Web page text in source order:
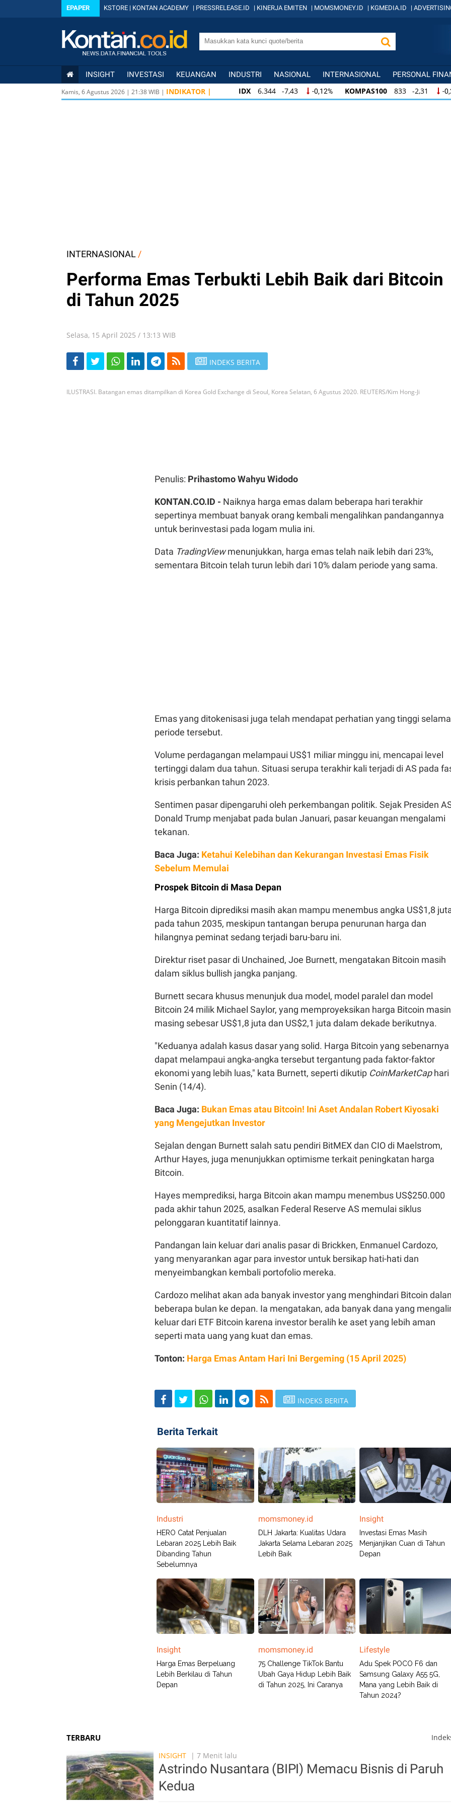
EPAPER KSTORE | KONTAN ACADEMY | PRESSRELEASE.ID | KINERJA EMITEN | MOMSMONEY.ID | KGMEDIA.ID |
INSIGHT INVESTASI KEUANGAN INDUSTRI NASIONAL INTERNASIONAL PERSONAL
Kamis, 6 Agustus 2026 | 21:38WIB | INDIKATOR | IDX 6.344 -7,43 -0,12% KOMPAS100 833 -2,31 -
IDX 6.344 -7,43 -0,12% KOMPAS100 833 -2,31 -
INTERNASIONAL /
Performa Emas Terbukti Lebih Baik dari Bitcoin
di Tahun 2025
Selasa, 15 April 2025 / 13:13 WIB
INDEKS BERITA
ILUSTRASI. Batangan emas ditampilkan di Korea Gold Exchange di Seoul, Korea Selatan, 6 Agustus 2020. REUTERS/Kim Hong-Ji
Penulis: Prihastomo Wahyu Widodo
KONTAN.CO.ID - Naiknya harga emas dalam beberapa hari terakhir
sepertinya membuat banyak orang kembali mengalihkan pandangannya
untuk berinvestasi pada logam mulia ini.
Data TradingViewmenunjukkan, harga emas telah naik lebih dari 23%,
sementara Bitcoin telah turun lebih dari 10% dalam periode yang sama.
Emas yang ditokenisasi juga telah mendapat perhatian yang tinggi selama
periode tersebut.
Volume perdagangan melampaui US$1 miliar minggu ini, mencapai level
tertinggi dalam dua tahun. Situasi serupa terakhir kali terjadi di AS pada
krisis perbankan tahun 2023.
Sentimen pasar dipengaruhi oleh perkembangan politik. Sejak Presiden
Donald Trump menjabat pada bulan Januari, pasar keuangan mengalami
tekanan.
Baca Juga: Ketahui Kelebihan dan Kekurangan Investasi Emas Fisik
Sebelum Memulai
Prospek Bitcoin di Masa Depan
Harga Bitcoin diprediksi masih akan mampu menembus angka US$1,8
pada tahun 2035, meskipun tantangan berupa penurunan harga dan
hilangnya peminat sedang terjadi baru-baru ini.
Direktur riset pasar di Unchained, Joe Burnett, mengatakan Bitcoin masih
dalam siklus bullish jangka panjang.
Burnett secara khusus menunjuk dua model, model paralel dan model
Bitcoin 24 milik Michael Saylor, yang memproyeksikan harga Bitcoin
masing sebesar US$1,8 juta dan US$2,1 juta dalam dekade berikutnya.
"Keduanya adalah kasus dasar yang solid. Harga Bitcoin yang sebenarnya
dapat melampaui angka-angka tersebut tergantung pada faktor-faktor
ekonomi yang lebih luas," kata Burnett, seperti dikutip CoinMarketCaphari
Senin (14/4).
Baca Juga: Bukan Emas atau Bitcoin! Ini Aset Andalan Robert Kiyosaki
yang Mengejutkan Investor
Sejalan dengan Burnett salah satu pendiri BitMEX dan CIO di Maelstrom,
Arthur Hayes, juga menunjukkan optimisme terkait peningkatan harga
Bitcoin.
Hayes memprediksi, harga Bitcoin akan mampu menembus US$250.000
pada akhir tahun 2025, asalkan Federal Reserve AS memulai siklus
pelonggaran kuantitatif lainnya.
Pandangan lain keluar dari analis pasar di Brickken, Enmanuel Cardozo,
yang menyarankan agar para investor untuk bersikap hati-hati dan
menyeimbangkan kembali portofolio mereka.
Cardozo melihat akan ada banyak investor yang menghindari Bitcoin
beberapa bulan ke depan. Ia mengatakan, ada banyak dana yang
keluar dari ETF Bitcoin karena investor beralih ke aset yang lebih aman
seperti mata uang yang kuat dan emas.
Tonton: Harga Emas Antam Hari Ini Bergeming (15 April 2025)
INDEKS BERITA
Berita Terkait
Industri
HERO Catat Penjualan
Lebaran 2025 Lebih Baik
Dibanding Tahun
Sebelumnya
momsmoney.id
DLH Jakarta: Kualitas Udara
Jakarta Selama Lebaran 2025
Lebih Baik
Insight
Investasi Emas Masih
Menjanjikan Cuan di Tahun
Depan
Insight
Harga Emas Berpeluang
Lebih Berkilau di Tahun
Depan
momsmoney.id
75 Challenge TikTok Bantu
Ubah Gaya Hidup Lebih Baik
di Tahun 2025, Ini Caranya
Lifestyle
Adu Spek POCO F6 dan
Samsung Galaxy A55 5G,
Mana yang Lebih Baik di
Tahun 2024?
TERBARU
INSIGHT
| 7 Menit lalu
Astrindo Nusantara (BIPI) Memacu Bisnis di Paruh
Kedua